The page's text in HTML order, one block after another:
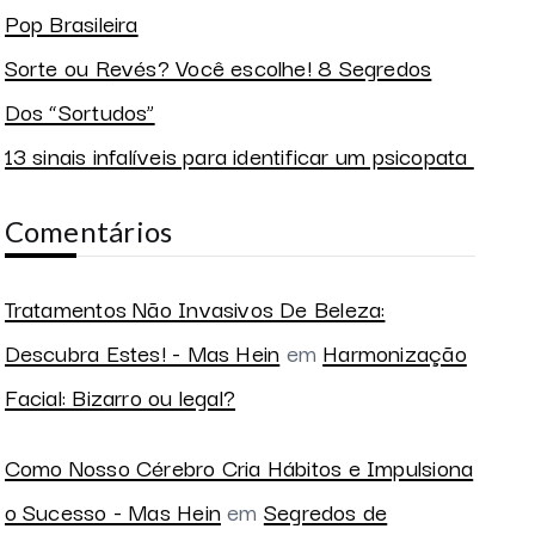
Pop Brasileira
Sorte ou Revés? Você escolhe! 8 Segredos
Dos “Sortudos”
13 sinais infalíveis para identificar um psicopata
Comentários
Tratamentos Não Invasivos De Beleza:
Descubra Estes! - Mas Hein em Harmonização
Facial: Bizarro ou legal?
Como Nosso Cérebro Cria Hábitos e Impulsiona
o Sucesso - Mas Heinem Segredos de